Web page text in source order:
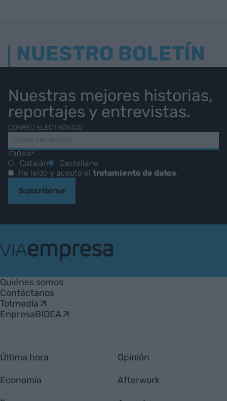
NUESTRO BOLETÍN
Nuestras mejores historias,
reportajes y entrevistas.
CORREO ELECTRÓNICO
IDIOMA*
Catalán
Castellano
He leído y acepto el tratamiento de datos
Suscribirse
Empresa
Quiénes somos
Contáctanos
Totmedia
EnpresaBIDEA
Última hora
Economía
Opinión
Afterwork